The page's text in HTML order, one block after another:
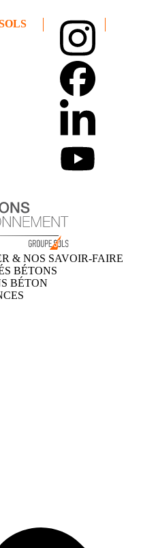
& NOS SAVOIR-FAIRE
BÉTONS
BÉTON